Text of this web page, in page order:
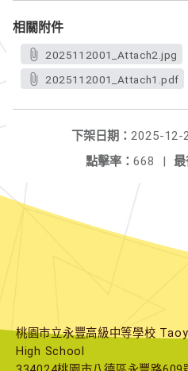
相關附件
2025112001_Attach2.jpg
2025112001_Attach1.pdf
下架日期： 2025-12-
最
點擊率： 668 |
桃園市立永豐高級中等學校
High School